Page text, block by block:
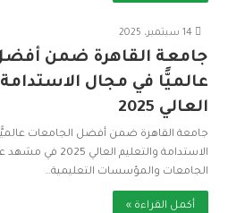
14 سبتمبر، 2025
جامعة القاهرة ضمن
عالميًّا في مجال
العالي 2025
جامعة القاهرة ضمن أفضل الجامعات
الاستدامة والتعليم
الجامعات والمؤسسات التعليمية…
أكمل القراءة »